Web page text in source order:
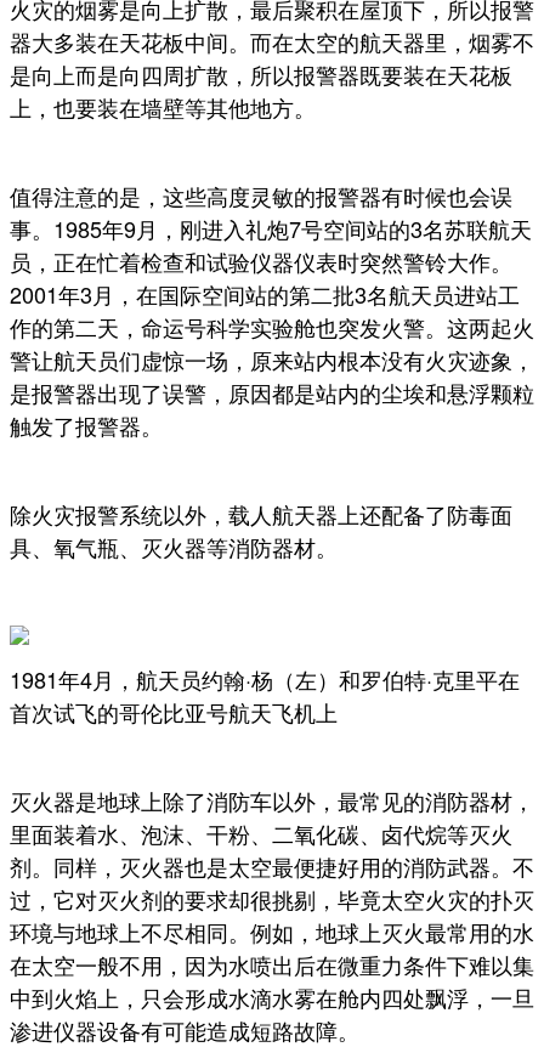
火灾的烟雾是向上扩散，最后聚积在屋顶下，所以报警
器大多装在天花板中间。而在太空的航天器里，烟雾不
是向上而是向四周扩散，所以报警器既要装在天花板
上，也要装在墙壁等其他地方。
值得注意的是，这些高度灵敏的报警器有时候也会误
事。1985年9月，刚进入礼炮7号空间站的3名苏联航天
员，正在忙着检查和试验仪器仪表时突然警铃大作。
2001年3月，在国际空间站的第二批3名航天员进站工
作的第二天，命运号科学实验舱也突发火警。这两起火
警让航天员们虚惊一场，原来站内根本没有火灾迹象，
是报警器出现了误警，原因都是站内的尘埃和悬浮颗粒
触发了报警器。
除火灾报警系统以外，载人航天器上还配备了防毒面
具、氧气瓶、灭火器等消防器材。
1981年4月，航天员约翰·杨（左）和罗伯特·克里平在
首次试飞的哥伦比亚号航天飞机上
灭火器是地球上除了消防车以外，最常见的消防器材，
里面装着水、泡沫、干粉、二氧化碳、卤代烷等灭火
剂。同样，灭火器也是太空最便捷好用的消防武器。不
过，它对灭火剂的要求却很挑剔，毕竟太空火灾的扑灭
环境与地球上不尽相同。例如，地球上灭火最常用的水
在太空一般不用，因为水喷出后在微重力条件下难以集
中到火焰上，只会形成水滴水雾在舱内四处飘浮，一旦
渗进仪器设备有可能造成短路故障。